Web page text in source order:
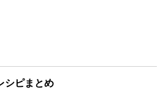
シピまとめ